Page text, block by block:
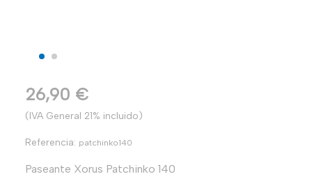
26,90 €
(IVA General 21% incluido)
Referencia: patchinko140
Paseante Xorus Patchinko 140